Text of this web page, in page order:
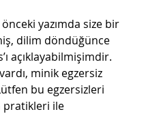
yazımda size bir
dilim döndüğünce
açıklayabilmişimdir.
minik egzersiz
bu egzersizleri
pratikleri ile